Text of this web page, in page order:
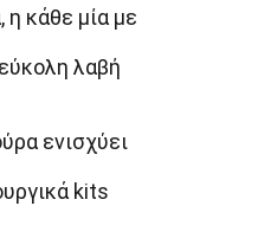
κάθε μία με
λαβή
ενισχύει
kits